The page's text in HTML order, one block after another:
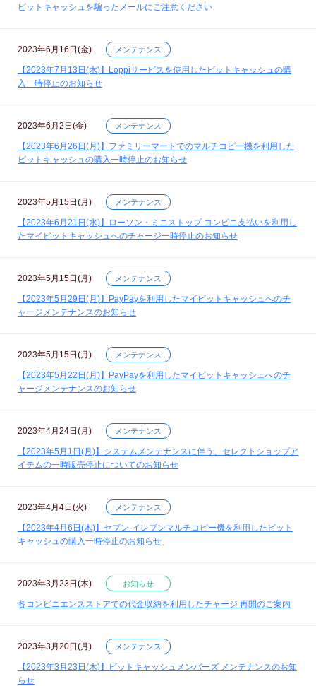
ビットキャッシュを騙ったメールにご注意ください
2023年6月16日(金) メンテナンス
【2023年7月13日(木)】Loppiサービスを使用したビットキャッシュの購
入一時停止のお知らせ
2023年6月2日(金) メンテナンス
【2023年6月26日(月)】ファミリーマートでのマルチコピー機を利用した
ビットキャッシュの購入一時停止のお知らせ
2023年5月15日(月) メンテナンス
【2023年6月21日(水)】ローソン・ミニストップ コンビニ支払いを利用し
たマイビットキャッシュへのチャージ一時停止のお知らせ
2023年5月15日(月) メンテナンス
【2023年5月29日(月)】PayPayを利用したマイビットキャッシュへのチ
ャージメンテナンスのお知らせ
2023年5月15日(月) メンテナンス
【2023年5月22日(月)】PayPayを利用したマイビットキャッシュへのチ
ャージメンテナンスのお知らせ
2023年4月24日(月) メンテナンス
【2023年5月1日(月)】システムメンテナンスに伴う、セレクトショップア
イテムの一時販売停止についてのお知らせ
2023年4月4日(火) メンテナンス
【2023年4月6日(木)】セブン‐イレブンマルチコピー機を利用したビット
キャッシュの購入一時停止のお知らせ
2023年3月23日(木) お知らせ
各コンビニエンスストアでの代金収納を利用したチャージ 再開のご案内
2023年3月20日(月) メンテナンス
【2023年3月23日(木)】ビットキャッシュメンバーズ メンテナンスのお知
らせ